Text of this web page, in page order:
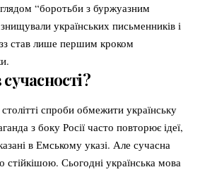
“боротьби з буржуазним
українських письменників і
став лише першим кроком
спроби обмежити українську
з боку Росії часто повторює ідеї,
в Емському указі. Але сучасна
стійкішою. Сьогодні українська мова